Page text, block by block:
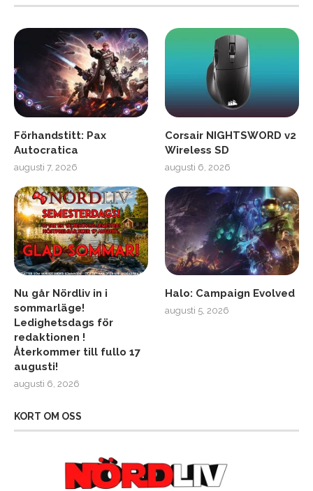
Förhandstitt: Pax
Autocratica
augusti 7, 2026
Corsair NIGHTSWORD v2
Wireless SD
augusti 6, 2026
Nu går Nördliv in i
sommarläge!
Ledighetsdags för
redaktionen !
Återkommer till fullo 17
augusti!
augusti 6, 2026
Halo: Campaign Evolved
augusti 5, 2026
KORT OM OSS